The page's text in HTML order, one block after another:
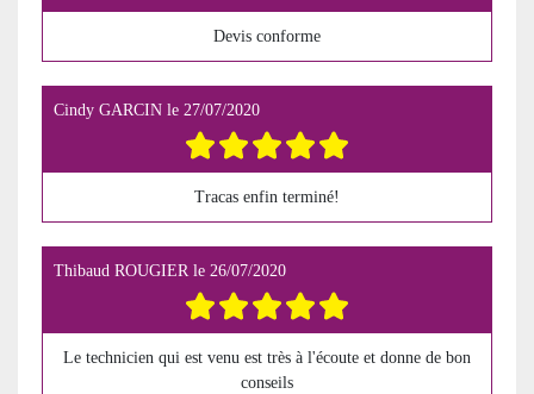
Devis conforme
Cindy GARCIN le 27/07/2020
Tracas enfin terminé!
Thibaud ROUGIERle 26/07/2020
Le technicien qui est venu est très à l'écoute et donne de bon
conseils